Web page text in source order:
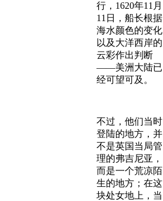
行，1620年11月
11日，船长根据
海水颜色的变化
以及大洋西岸的
云彩作出判断
——美洲大陆已
经可望可及。
不过，他们当时
登陆的地方，并
不是英国当局管
理的弗吉尼亚，
而是一个荒凉陌
生的地方；在这
块处女地上，当